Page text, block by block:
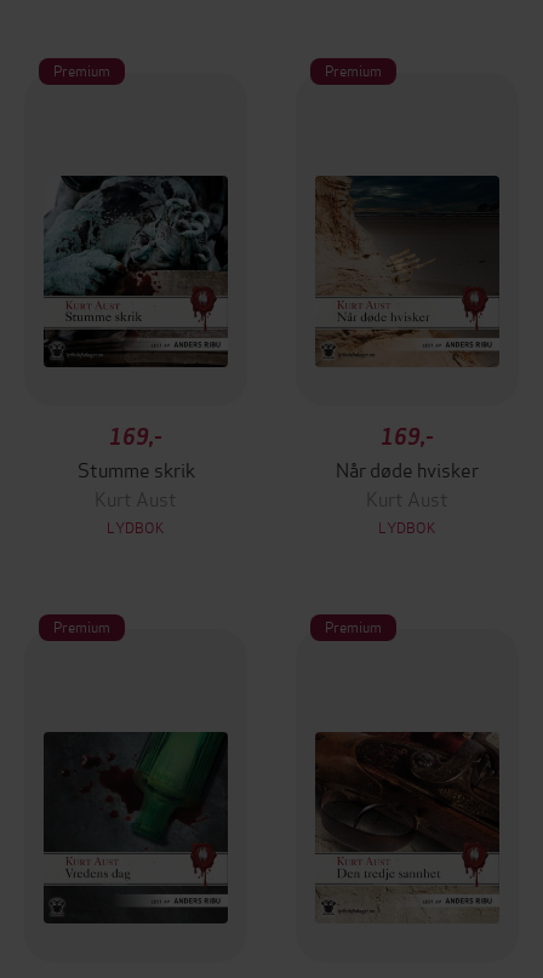
Premium
169,-
Stumme skrik
Kurt Aust
LYDBOK
Premium
169,-
Når døde hvisker
Kurt Aust
LYDBOK
Premium Premium